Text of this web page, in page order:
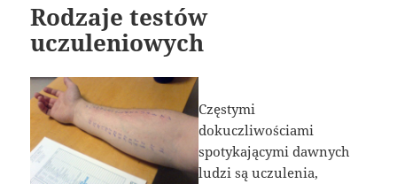
Rodzaje testów
uczuleniowych
Częstymi
dokuczliwościami
spotykającymi dawnych
ludzi są uczulenia,